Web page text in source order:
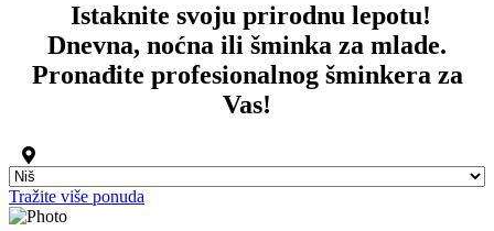
Istaknite svoju prirodnu lepotu!
Dnevna, noćna ili šminka za mlade.
Pronađite profesionalnog šminkera za
Vas!
Tražite više ponuda